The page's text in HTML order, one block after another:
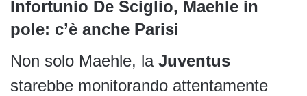
Infortunio De Sciglio, Maehle in
pole: c’è anche Parisi
Non solo Maehle, la Juventus
starebbe monitorando attentamente